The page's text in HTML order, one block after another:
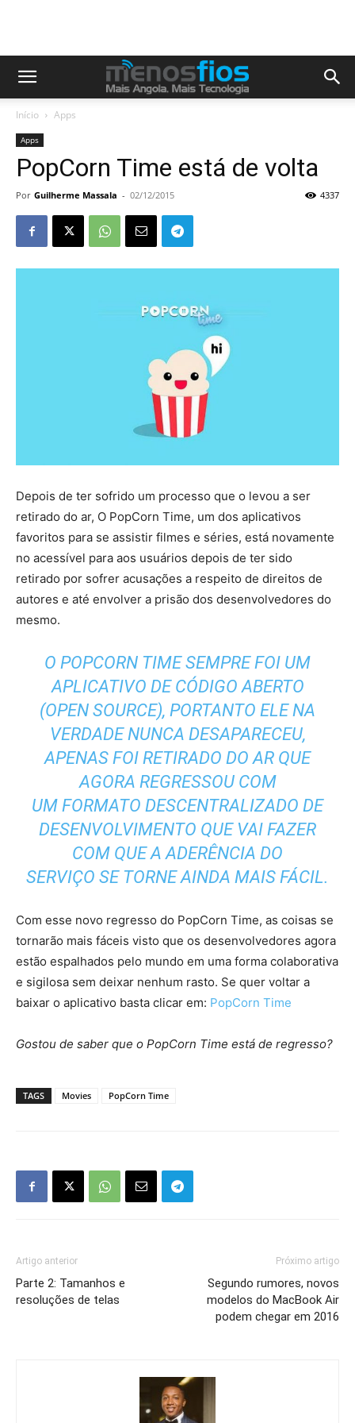
Início Apps
Apps
PopCorn Time está de volta
Por Guilherme Massala - 02/12/2015 4337
Depois de ter sofrido um processo que o levou a ser
retirado do ar, O PopCorn Time, um dos aplicativos
favoritos para se assistir filmes e séries, está novamente
no acessível para aos usuários depois de ter sido
retirado por sofrer acusações a respeito de direitos de
autores e até envolver a prisão dos desenvolvedores do
mesmo.
O POPCORN TIME SEMPRE FOI UM
APLICATIVO DE CÓDIGO ABERTO
(OPEN SOURCE), PORTANTO ELE NA
VERDADE NUNCA DESAPARECEU,
APENAS FOI RETIRADO DO AR QUE
AGORA REGRESSOU COM
UM FORMATO DESCENTRALIZADO DE
DESENVOLVIMENTO QUE VAI FAZER
COM QUE A ADERÊNCIA DO
SERVIÇO SE TORNE AINDA MAIS FÁCIL.
Com esse novo regresso do PopCorn Time, as coisas se
tornarão mais fáceis visto que os desenvolvedores agora
estão espalhados pelo mundo em uma forma colaborativa
e sigilosa sem deixar nenhum rasto. Se quer voltar a
baixar o aplicativo basta clicar em: PopCorn Time
Gostou de saber que o PopCorn Time está de regresso?
TAGS Movies PopCorn Time
Artigo anterior
Parte 2: Tamanhos e
resoluções de telas
Próximo artigo
Segundo rumores, novos
modelos do MacBook Air
podem chegar em 2016